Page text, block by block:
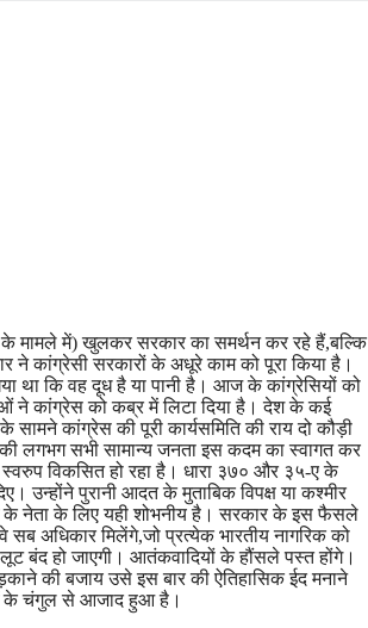
के मामले में) खुलकर सरकार का समर्थन कर रहे हैं,बल्कि
ने कांग्रेसी सरकारों के अधूरे काम को पूरा किया है।
था कि वह दूध है या पानी है। आज के कांग्रेसियों को
ने कांग्रेस को कब्र में लिटा दिया है। देश के कई
कांग्रेस की पूरी कार्यसमिति की राय दो कौड़ी
की लगभग सभी सामान्य जनता इस कदम का स्वागत कर
स्वरुप विकसित हो रहा है। धारा ३७० और ३५-ए के
उन्होंने पुरानी आदत के मुताबिक विपक्ष या कश्मीर
के नेता के लिए यही शोभनीय है। सरकार के इस फैसले
अधिकार मिलेंगे,जो प्रत्येक भारतीय नागरिक को
लूट बंद हो जाएगी। आतंकवादियों के हौंसले पस्त होंगे।
की बजाय उसे इस बार की ऐतिहासिक ईद मनाने
के चंगुल से आजाद हुआ है।